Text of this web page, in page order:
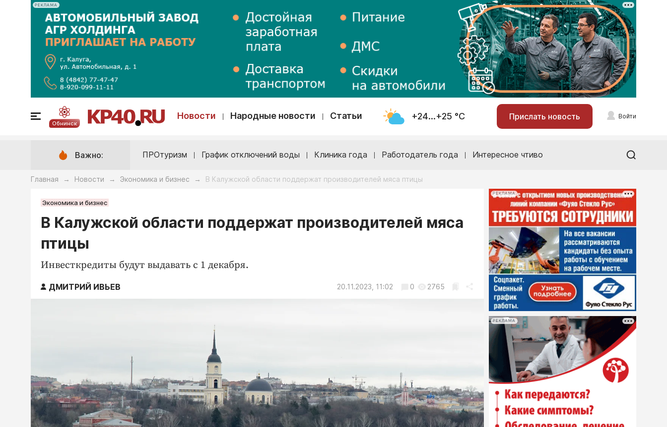
РЕКЛАМА
Обнинск
Новости Народные новости Статьи +24...+25 °С Прислать новость Войти
Важно: ПРОтуризм График отключений воды Клиника года Работодатель года Интересное чтиво
Главная → Новости → Экономика и бизнес → В Калужской области поддержат производителей мяса птицы
Экономика и бизнес
В Калужской области поддержат производителей мяса
птицы
Инвесткредиты будут выдавать с 1 декабря.
ДМИТРИЙ ИВЬЕВ 20.11.2023, 11:02 0 2765
РЕКЛАМА
РЕКЛАМА